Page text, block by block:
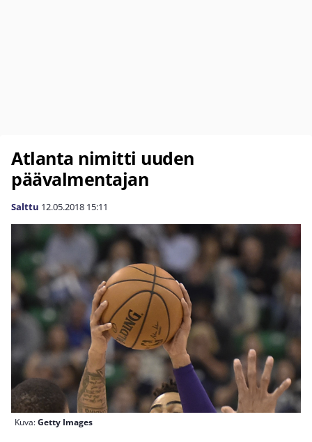
Atlanta nimitti uuden
päävalmentajan
Salttu 12.05.2018 15:11
Kuva:Getty Images